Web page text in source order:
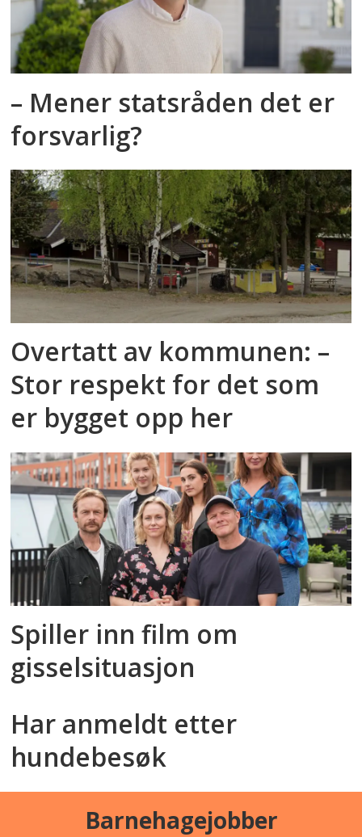
– Mener statsråden det er
forsvarlig?
Overtatt av kommunen: –
Stor respekt for det som
er bygget opp her
Spiller inn film om
gisselsituasjon
Har anmeldt etter
hundebesøk
Barnehagejobber